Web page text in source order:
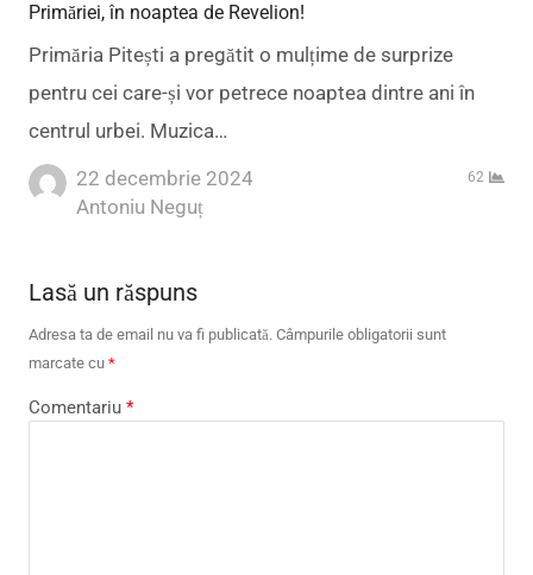
Primăriei, în noaptea de Revelion!
Primăria Pitești a pregătit o mulțime de surprize
pentru cei care-și vor petrece noaptea dintre ani în
centrul urbei. Muzica…
22 decembrie 2024
Author
Antoniu Neguț
62
Lasă un răspuns
Adresa ta de email nu va fi publicată. Câmpurile obligatorii sunt
marcate cu *
Comentariu *